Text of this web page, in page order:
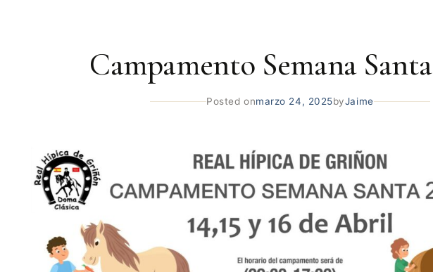
Campamento Semana
Posted onmarzo 24, 2025byJaime